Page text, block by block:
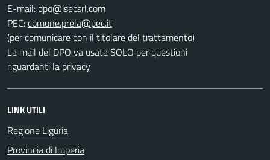
E-mail:
PEC:
(per comunicare con il titolare del trattamento)
La mail del DPO va usata SOLO per questioni
riguardanti la privacy
LINK UTILI
Regione Liguria
Provincia di Imperia